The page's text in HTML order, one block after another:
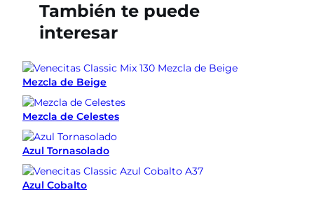
También te puede
interesar
Mezcla de Beige
Mezcla de Celestes
Azul Tornasolado
Azul Cobalto